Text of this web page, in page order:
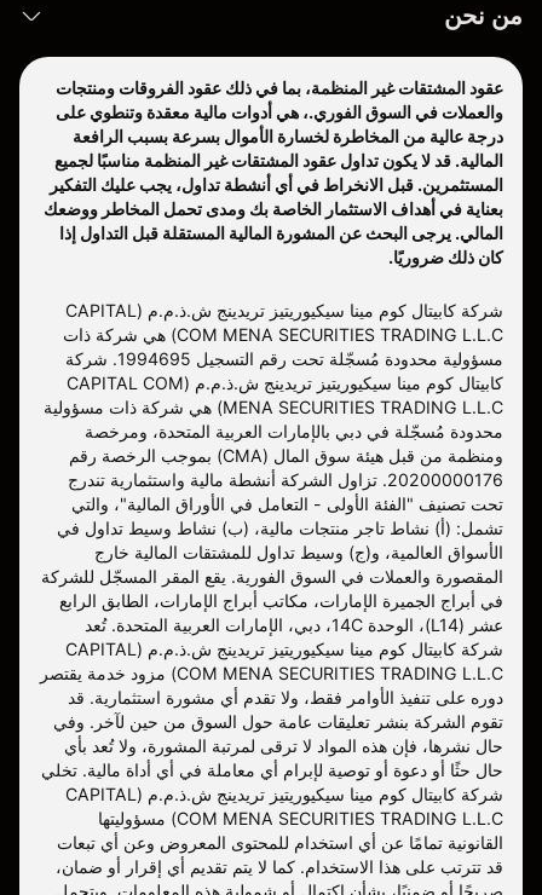
من نحن
عقود المشتقات غير المنظمة، بما في ذلك عقود الفروقات ومنتجات
والعملات في السوق الفوري.، هي أدوات مالية معقدة وتنطوي على
درجة عالية من المخاطرة لخسارة الأموال بسرعة بسبب الرافعة
المالية. قد لا يكون تداول عقود المشتقات غير المنظمة مناسبًا لجميع
المستثمرين. قبل الانخراط في أي أنشطة تداول، يجب عليك التفكير
بعناية في أهداف الاستثمار الخاصة بك ومدى تحمل المخاطر ووضعك
المالي. يرجى البحث عن المشورة المالية المستقلة قبل التداول إذا
كان ذلك ضروريًا.
شركة كابيتال كوم مينا سيكيوريتيز تريدينج ش.ذ.م.م (CAPITAL
COM MENA SECURITIES TRADING L.L.C) هي شركة ذات
مسؤولية محدودة مُسجّلة تحت رقم التسجيل 1994695. شركة
كابيتال كوم مينا سيكيوريتيز تريدينج ش.ذ.م.م (CAPITAL COM
MENA SECURITIES TRADING L.L.C) هي شركة ذات مسؤولية
محدودة مُسجّلة في دبي بالإمارات العربية المتحدة، ومرخصة
ومنظمة من قبل هيئة سوق المال (CMA) بموجب الرخصة رقم
20200000176. تزاول الشركة أنشطة مالية واستثمارية تندرج
تحت تصنيف "الفئة الأولى - التعامل في الأوراق المالية"، والتي
تشمل: (أ) نشاط تاجر منتجات مالية، (ب) نشاط وسيط تداول في
الأسواق العالمية، و(ج) وسيط تداول للمشتقات المالية خارج
المقصورة والعملات في السوق الفورية. يقع المقر المسجّل للشركة
في أبراج الجميرة الإمارات، مكاتب أبراج الإمارات، الطابق الرابع
عشر (L14)، الوحدة 14C، دبي، الإمارات العربية المتحدة. تُعد
شركة كابيتال كوم مينا سيكيوريتيز تريدينج ش.ذ.م.م (CAPITAL
COM MENA SECURITIES TRADING L.L.C) مزود خدمة يقتصر
دوره على تنفيذ الأوامر فقط، ولا تقدم أي مشورة استثمارية. قد
تقوم الشركة بنشر تعليقات عامة حول السوق من حين لآخر. وفي
حال نشرها، فإن هذه المواد لا ترقى لمرتبة المشورة، ولا تُعد بأي
حال حثًا أو دعوة أو توصية لإبرام أي معاملة في أي أداة مالية. تخلي
شركة كابيتال كوم مينا سيكيوريتيز تريدينج ش.ذ.م.م (CAPITAL
COM MENA SECURITIES TRADING L.L.C) مسؤوليتها
القانونية تمامًا عن أي استخدام للمحتوى المعروض وعن أي تبعات
قد تترتب على هذا الاستخدام. كما لا يتم تقديم أي إقرار أو ضمان،